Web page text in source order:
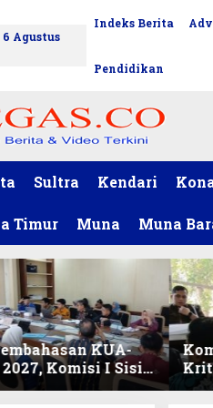
6 Agustus
Indeks Berita
Pendidikan
Sultra Kendari
Timur Muna Muna
KUA-
2027, Komisi I Sisir
Prioritas